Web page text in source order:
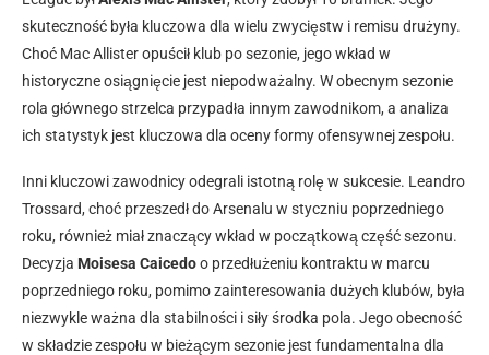
skuteczność była kluczowa dla wielu zwycięstw i remisu drużyny.
Choć Mac Allister opuścił klub po sezonie, jego wkład w
historyczne osiągnięcie jest niepodważalny. W obecnym sezonie
rola głównego strzelca przypadła innym zawodnikom, a analiza
ich statystyk jest kluczowa dla oceny formy ofensywnej zespołu.
Inni kluczowi zawodnicy odegrali istotną rolę w sukcesie. Leandro
Trossard, choć przeszedł do Arsenalu w styczniu poprzedniego
roku, również miał znaczący wkład w początkową część sezonu.
Decyzja Moisesa Caicedoo przedłużeniu kontraktu w marcu
poprzedniego roku, pomimo zainteresowania dużych klubów, była
niezwykle ważna dla stabilności i siły środka pola. Jego obecność
w składzie zespołu w bieżącym sezonie jest fundamentalna dla